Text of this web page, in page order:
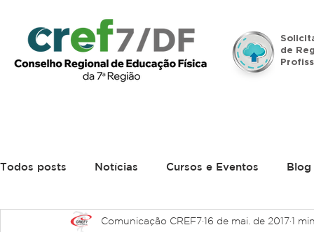
de
Todos posts Notícias Cursos e Eventos Blog
Comunicação CREF716 de mai. de 20171